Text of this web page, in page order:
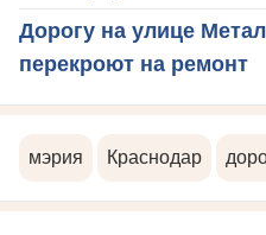
Дорогу на улице
перекроют на ремонт
мэрия Краснодар